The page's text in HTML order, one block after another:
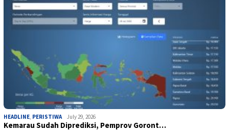
HEADLINE, PERISTIWA July 29, 2026
Kemarau Sudah Diprediksi, Pemprov Goront…